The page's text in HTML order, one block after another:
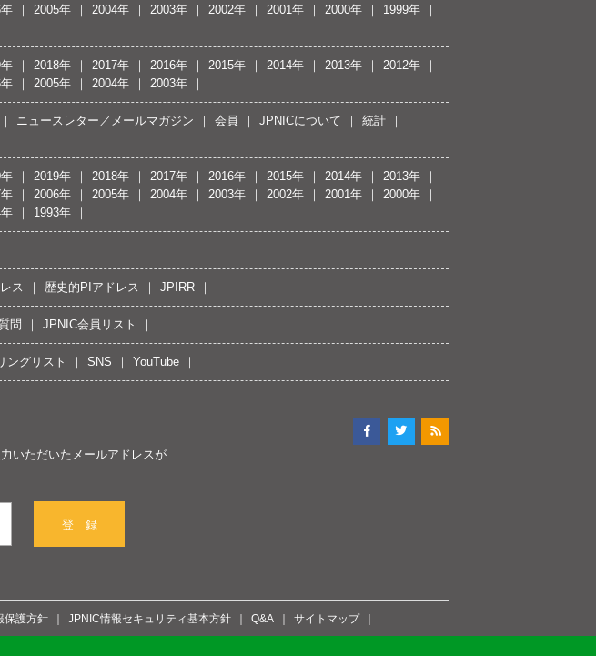
2005年 2004年 2003年 2002年 2001年 2000年
1999年
2018年 2017年 2016年 2015年 2014年 2013年
2012年
2005年 2004年 2003年
ニュースレター／メールマガジン 会員 JPNICについて
統計
2019年 2018年 2017年 2016年 2015年 2014年
2013年
2006年 2005年 2004年 2003年 2002年 2001年
2000年
1993年
ス 歴史的PIアドレス JPIRR
問 JPNIC会員リスト
ングリスト SNS YouTube
いただいたメールアドレスが
登 録
保護方針 JPNIC情報セキュリティ基本方針 Q&A サイトマップ